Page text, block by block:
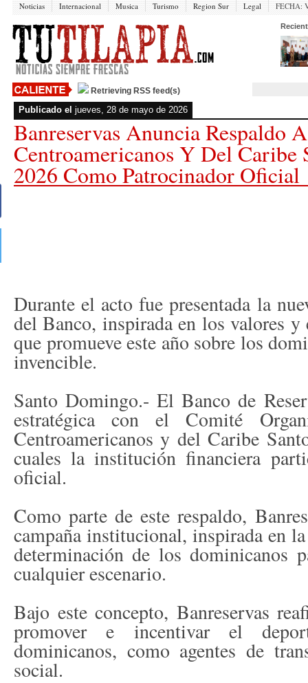
Noticias Internacional Musica Turismo Region Sur Legal FECHA:
Retrieving RSS feed(s)
Publicado el jueves, 28 de mayo de 2026
Banreservas Anuncia Respaldo
Centroamericanos Y Del Caribe
2026 Como Patrocinador Oficial
Durante el acto fue presentada la
del Banco, inspirada en los valores
que promueve este año sobre los
invencible.
Santo Domingo.- El Banco de
estratégica con el Comité
Centroamericanos y del Caribe
cuales la institución financiera
oficial.
Como parte de este respaldo,
campaña institucional, inspirada en
determinación de los dominicanos
cualquier escenario.
Bajo este concepto, Banreservas
promover e incentivar el
dominicanos, como agentes de
social.